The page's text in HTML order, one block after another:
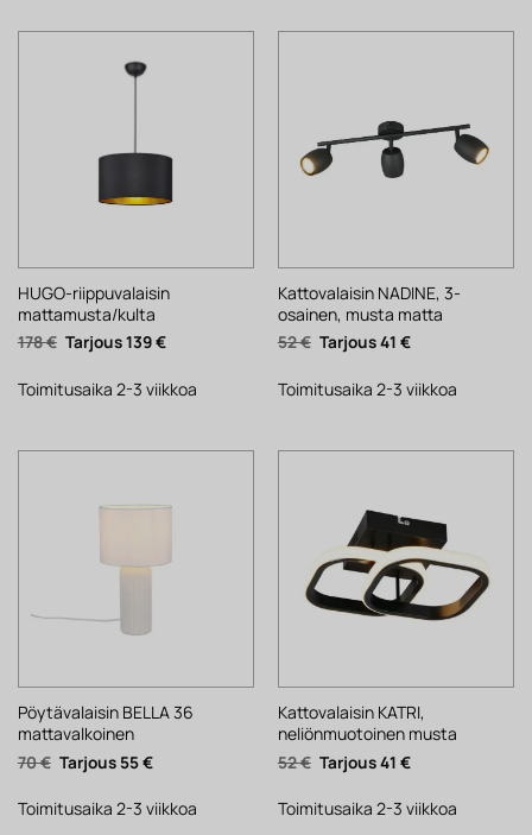
HUGO-riippuvalaisin
mattamusta/kulta
178€ Alkuperäinen
hinta
178 €.
139€Nykyinen
139 €.
Toimitusaika 2-3 viikkoa
Kattovalaisin NADINE, 3-
osainen, musta matta
52€ Alkuperäinen
hinta
52 €.
41 €Nykyinen
41 €.
Toimitusaika 2-3 viikkoa
Pöytävalaisin BELLA 36
mattavalkoinen
70€ Alkuperäinen
hinta
70 €.
55€Nykyinen
55 €.
Toimitusaika 2-3 viikkoa
Kattovalaisin KATRI,
neliönmuotoinen musta
52€ Alkuperäinen
hinta
52 €.
41 €Nykyinen
41 €.
Toimitusaika 2-3 viikkoa